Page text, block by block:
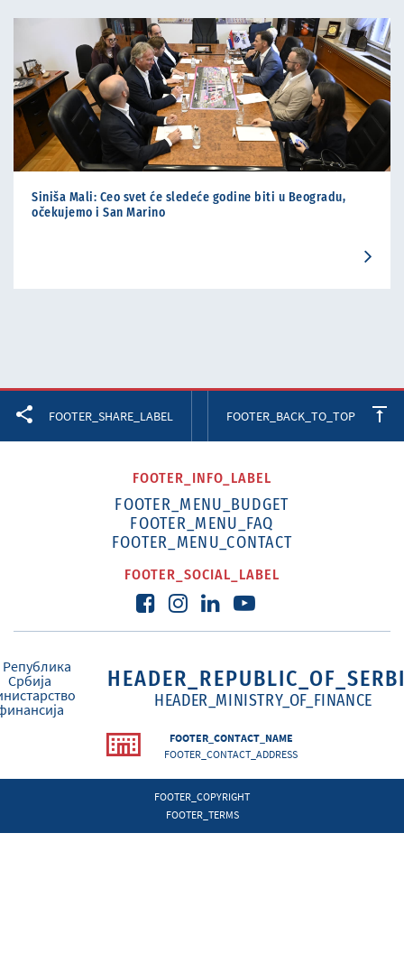
Siniša Mali: Ceo svet će sledeće godine biti u Beogradu,
očekujemo i San Marino
FOOTER_SHARE_LABEL FOOTER_BACK_TO_TOP
FOOTER_INFO_LABEL
FOOTER_MENU_BUDGET
FOOTER_MENU_FAQ
FOOTER_MENU_CONTACT
FOOTER_SOCIAL_LABEL
HEADER_MINISTRY_OF_FINANCE
FOOTER_CONTACT_NAME
FOOTER_CONTACT_ADDRESS
FOOTER_COPYRIGHT
FOOTER_TERMS